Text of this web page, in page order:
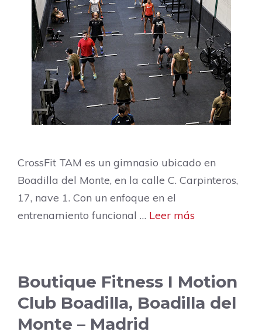
CrossFit TAM es un gimnasio ubicado en
Boadilla del Monte, en la calle C. Carpinteros,
17, nave 1. Con un enfoque en el
entrenamiento funcional … Leer más
Boutique Fitness I Motion
Club Boadilla, Boadilla del
Monte – Madrid